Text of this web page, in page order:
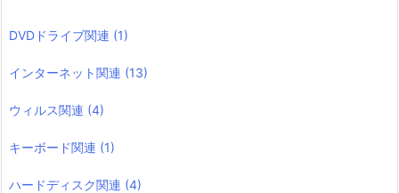
DVDドライブ関連 (1)
インターネット関連 (13)
ウィルス関連 (4)
キーボード関連 (1)
ハードディスク関連 (4)